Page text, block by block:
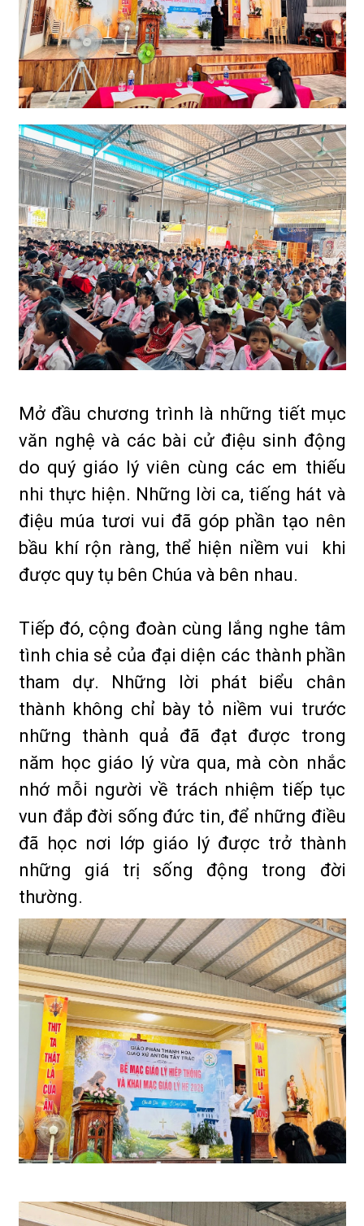
Mở đầu chương trình là những tiết mục
văn nghệ và các bài cử điệu sinh động
do quý giáo lý viên cùng các em thiếu
nhi thực hiện. Những lời ca, tiếng hát và
điệu múa tươi vui đã góp phần tạo nên
bầu khí rộn ràng, thể hiện niềm vui khi
được quy tụ bên Chúa và bên nhau.
Tiếp đó, cộng đoàn cùng lắng nghe tâm
tình chia sẻ của đại diện các thành phần
tham dự. Những lời phát biểu chân
thành không chỉ bày tỏ niềm vui trước
những thành quả đã đạt được trong
năm học giáo lý vừa qua, mà còn nhắc
nhớ mỗi người về trách nhiệm tiếp tục
vun đắp đời sống đức tin, để những điều
đã học nơi lớp giáo lý được trở thành
những giá trị sống động trong đời
thường.